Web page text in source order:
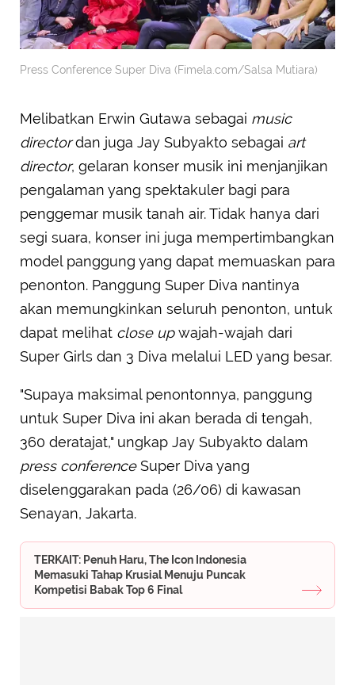
Press Conference Super Diva (Fimela.com/Salsa Mutiara)
Melibatkan Erwin Gutawa sebagai music
directordan juga Jay Subyakto sebagai art
director, gelaran konser musik ini menjanjikan
pengalaman yang spektakuler bagi para
penggemar musik tanah air. Tidak hanya dari
segi suara, konser ini juga mempertimbangkan
model panggung yang dapat memuaskan para
penonton. Panggung Super Diva nantinya
akan memungkinkan seluruh penonton, untuk
dapat melihat close upwajah-wajah dari
Super Girls dan 3 Diva melalui LED yang besar.
"Supaya maksimal penontonnya, panggung
untuk Super Diva ini akan berada di tengah,
360 deratajat," ungkap Jay Subyakto dalam
press conferenceSuper Diva yang
diselenggarakan pada (26/06) di kawasan
Senayan, Jakarta.
TERKAIT: Penuh Haru, The Icon Indonesia
Memasuki Tahap Krusial Menuju Puncak
Kompetisi Babak Top 6 Final